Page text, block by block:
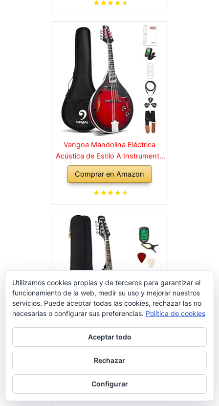
Vangoa Mandolina Eléctrica
Acústica de Estilo A Instrumento
de Mandolina para Principiantes
Caoba Rojo con Bolsa de
Concierto, Púas, Correa de
Comprar en Amazon
Donner Mandolina Instrumento
en Caoba Mandolina Musical 8
Cuerdas Estilo A Set Mandolinas
Tradicional con Afinador Cuerdas
Funda y Púas (Sunburst, DML-1)
Comprar en Amazon
Utilizamos cookies propias y de terceros para garantizar el
funcionamiento de la web, medir su uso y mejorar nuestros
servicios. Puede aceptar todas las cookies, rechazar las no
necesarias o configurar sus preferencias. Política de cookies
Aceptar todo
Rechazar
Configurar